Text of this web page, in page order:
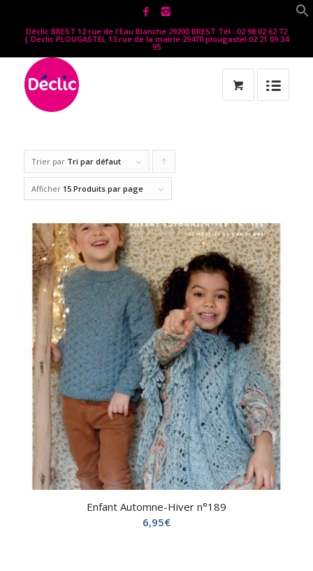
Déclic BREST 12 rue de l'Eau Blanche 29200 BREST Tél : 02 98 02 62 72
| Declic PLOUGASTEL 13 rue de la mairie 29470 plougastel 02 21 09 34
95
Trier par Tri par défaut
les
produits
en
ordre
ascendant
Afficher 15 Produits par page
Enfant Automne-Hiver n°189
6,95€